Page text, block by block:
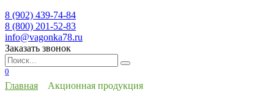
8 (902) 439-74-84
8 (800) 201-52-83
info@vagonka78.ru
Заказать звонок
Искать:
0
Главная Акционная продукция